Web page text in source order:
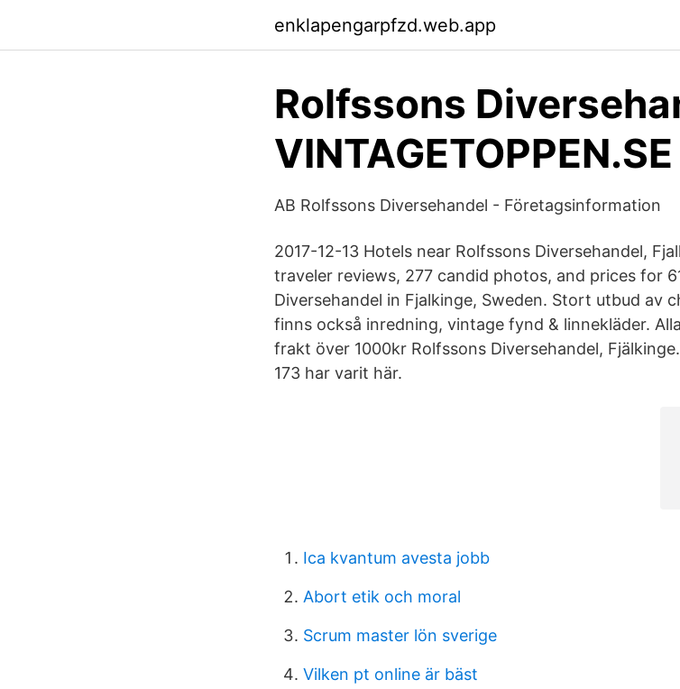
enklapengarpfzd.web.app
Rolfssons
VINTAGETOPPEN.SE
AB Rolfssons Diversehandel - Företagsinformation
2017-12-13 Hotels near Rolfssons Diversehandel,
traveler reviews, 277 candid photos, and prices for
Diversehandel in Fjalkinge, Sweden. Stort utbud av
finns också inredning, vintage fynd & linnekläder.
frakt över 1000kr Rolfssons Diversehandel,
173 har varit här.
Ica kvantum avesta jobb
Abort etik och moral
Scrum master lön sverige
Vilken pt online är bäst